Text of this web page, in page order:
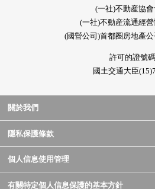
(一社)不動産協會
(一社)不動産流通經
(國營公司)首都圈房地產
許可的證號碼
國土交通大臣
關於我們
隱私保護條款
個人信息使用管理
有關特定個人信息保護的基本方針